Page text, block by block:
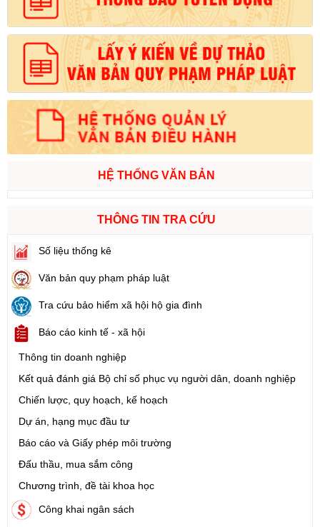
HỆ THỐNG VĂN BẢN
THÔNG TIN TRA CỨU
Số liệu thống kê
Văn bản quy phạm pháp luật
Tra cứu bảo hiểm xã hội hộ gia đình
Báo cáo kinh tế - xã hội
Thông tin doanh nghiệp
Kết quả đánh giá Bộ chỉ số phục vụ người dân, doanh nghiệp
Chiến lược, quy hoạch, kế hoạch
Dự án, hạng mục đầu tư
Báo cáo và Giấy phép môi trường
Đấu thầu, mua sắm công
Chương trình, đề tài khoa học
Công khai ngân sách